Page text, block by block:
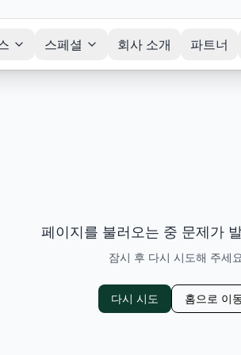
스페셜 회사 소개 파트너
페이지를 불러오는 중 문제가
잠시 후 다시 시도해 주세
다시 시도 홈으로 이